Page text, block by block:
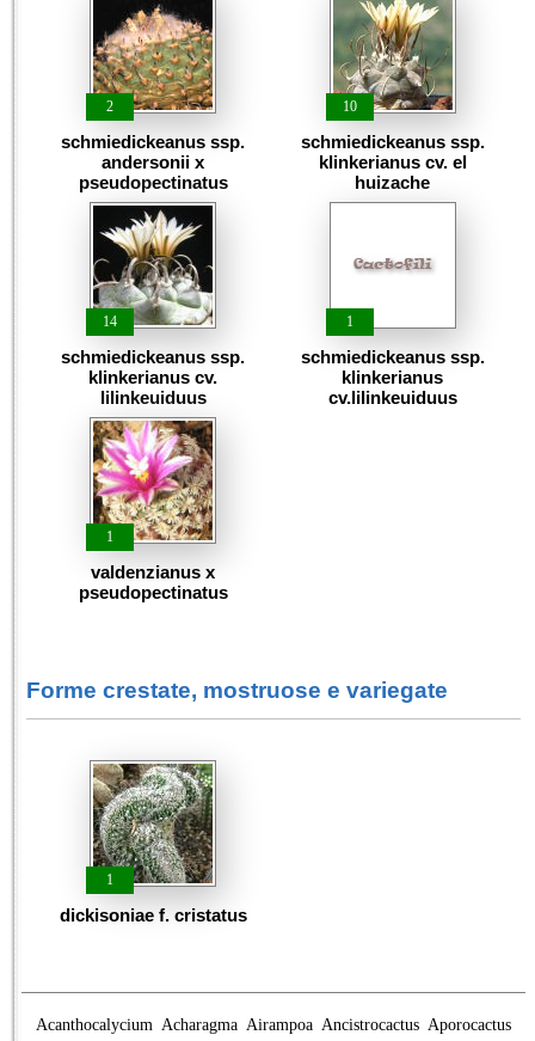
2
schmiedickeanus ssp.
andersonii x
pseudopectinatus
10
schmiedickeanus ssp.
klinkerianus cv. el
huizache
14
schmiedickeanus ssp.
klinkerianus cv.
lilinkeuiduus
1
schmiedickeanus ssp.
klinkerianus
cv.lilinkeuiduus
1
valdenzianus x
pseudopectinatus
Forme crestate, mostruose e variegate
1
dickisoniae f. cristatus
Acanthocalycium Acharagma Airampoa Ancistrocactus Aporocactus